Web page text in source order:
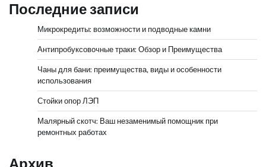
Последние записи
Микрокредиты: возможности и подводные камни
Антипробуксовочные траки: Обзор и Преимущества
Чаны для бани: преимущества, виды и особенности
использования
Стойки опор ЛЭП
Малярный скотч: Ваш незаменимый помощник при
ремонтных работах